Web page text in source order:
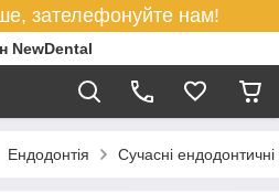
зателефонуйте нам!
NewDental
Ендодонтія Сучасні ендодонтичні